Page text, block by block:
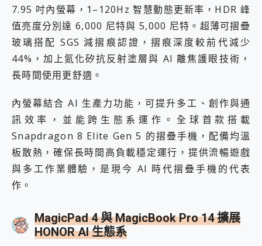
7.95 吋內螢幕，1–120Hz 智慧動態更新率，HDR 峰
值亮度分別達 6,000 尼特與 5,000 尼特。超薄可摺疊
玻璃搭配 SGS 減摺痕認證，摺痕深度較前代減少
44%，加上氮化矽抗反射塗層與 AI 離焦護眼技術，
長時間使用更舒適。
內螢幕結合 AI 生產力功能，可提升多工、創作與通
訊效率，並能跨生態系運作。全球首款搭載
Snapdragon 8 Elite Gen 5 的摺疊手機，配備均溫
板散熱，確保長時間高負載穩定運行，提供流暢遊戲
與多工作業體驗，是現今 AI 時代摺疊手機的代表
作。
MagicPad 4 與 MagicBook Pro 14 擴展
HONOR AI 生態系